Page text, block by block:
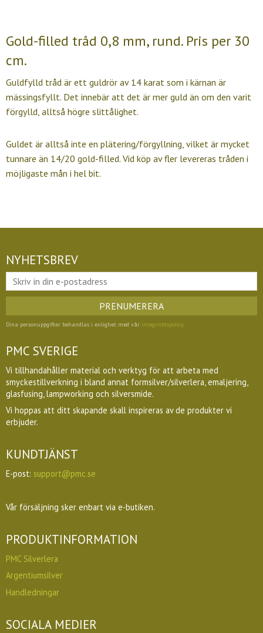
Gold-filled tråd 0,8 mm, rund. Pris per 30
cm.
Guldfylld tråd är ett guldrör av 14 karat som i kärnan är
mässingsfyllt. Det innebär att det är mer guld än om den varit
förgylld, alltså högre slittålighet.
Guldet är alltså inte en plätering/förgyllning, vilket är mycket
tunnare än 14/20 gold-filled. Vid köp av fler levereras tråden i
möjligaste mån i hel bit.
NYHETSBREV
PRENUMERERA
Dina personuppgifter behandlas i enlighet med vår integritetspolicy.
PMC SVERIGE
Vi tillhandahåller material och verktyg för att arbeta med
smyckestillverkning i bland annat formsilver/silverlera, emaljering,
glasfusing, lampworking och silversmide.
Vi hoppas att ditt skapande skall inspireras av de produkter vi
erbjuder.
KUNDTJÄNST
E-post: support@pmc.se
Vår försäljning sker enbart via e-butiken.
PRODUKTINFORMATION
PMC Silverlera
Argentiumsilver
Handledningar
SOCIALA MEDIER